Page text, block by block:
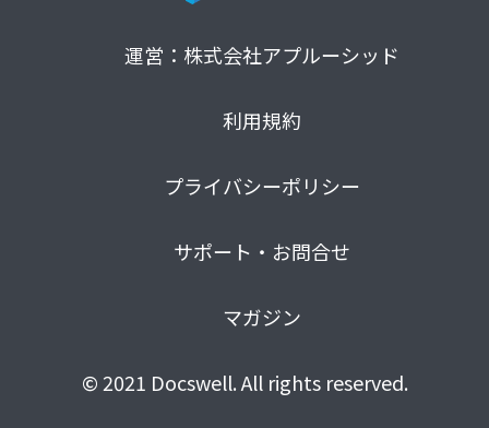
運営：株式会社アプルーシッド
利用規約
プライバシーポリシー
サポート・お問合せ
マガジン
© 2021 Docswell. All rights reserved.